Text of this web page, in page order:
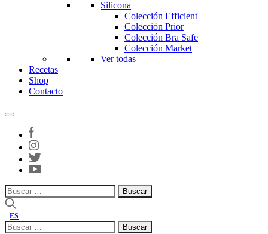
Silicona
Colección Efficient
Colección Prior
Colección Bra Safe
Colección Market
Ver todas
Recetas
Shop
Contacto
Buscar:
ES
Buscar: